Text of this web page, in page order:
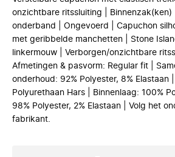
onzichtbare ritssluiting | Binnenzak(ken)
onderband | Ongevoerd | Capuchon
met geribbelde manchetten | Stone
linkermouw | Verborgen/onzichtbare
Afmetingen & pasvorm: Regular fit |
onderhoud: 92% Polyester, 8% Elastaan
Polyurethaan Hars | Binnenlaag: 100%
98% Polyester, 2% Elastaan | Volg het
fabrikant.